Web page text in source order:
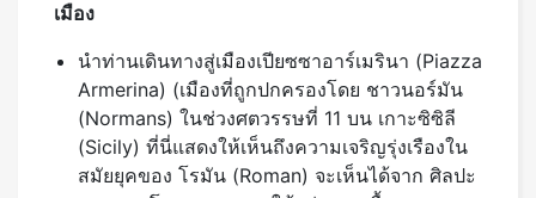
เมือง
นำท่านเดินทางสู่เมืองเปียซซาอาร์เมรินา (Piazza
Armerina) (เมืองที่ถูกปกครองโดย ชาวนอร์มัน
(Normans) ในช่วงศตวรรษที่ 11 บน เกาะซิซิลี
(Sicily) ที่นี่แสดงให้เห็นถึงความเจริญรุ่งเรืองใน
สมัยยุคของ โรมัน (Roman) จะเห็นได้จาก ศิลปะ